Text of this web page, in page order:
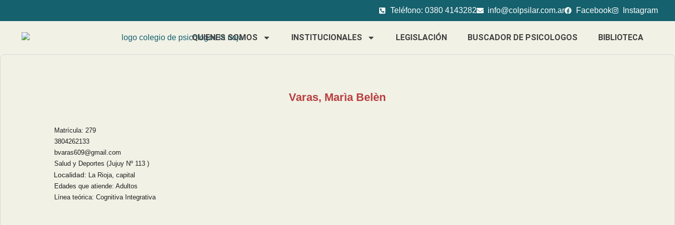
Teléfono: 0380 4143282 info@colpsilar.com.ar Facebook Instagram
QUIENES SOMOS INSTITUCIONALES LEGISLACIÓN BUSCADOR DE PSICOLOGOS BIBLIOTECA
Varas, Marìa Belèn
Matrícula: 279
3804262133
bvaras609@gmail.com
Salud y Deportes (Jujuy Nº 113 )
Localidad: La Rioja, capital
Edades que atiende: Adultos
Línea teórica: Cognitiva Integrativa